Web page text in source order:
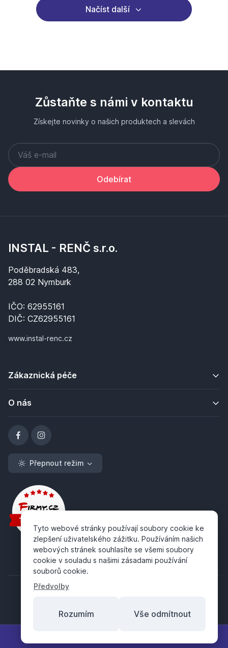
Načíst další
Zůstaňte s námi v kontaktu
Získejte novinky o našich produktech a slevách
Odebírat
INSTAL - RENČ s.r.o.
Poděbradská 483,
288 02 Nymburk
IČO: 62955161
DIČ: CZ62955161
www.instal-renc.cz
Zákaznická péče
O nás
Přepnout režim
Tyto webové stránky používají soubory cookie ke
zlepšení uživatelského zážitku. Používáním našich
webových stránek souhlasíte se všemi soubory
cookie v souladu s našimi zásadami používání
souborů cookie.
Předvolby
Rozumím Vše odmítnout